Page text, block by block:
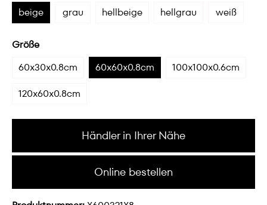
beige
grau hellbeige hellgrau weiß
Größe
60x30x0.8cm
60x60x0.8cm
100x100x0.6cm
120x60x0.8cm
Händler in Ihrer Nähe
Online bestellen